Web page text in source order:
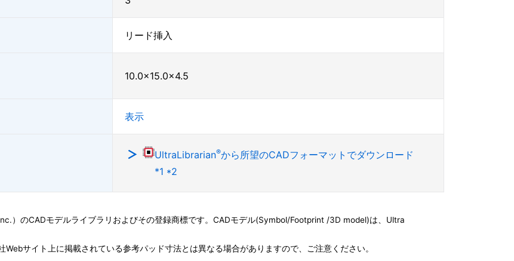
リード挿入
10.0×15.0×4.5
表示
UltraLibrarian®から所望のCADフォーマットでダウンロード
*1 *2
）のCADモデルライブラリおよびその登録商標です。CADモデル(Symbol/Footprint /3D model)は、Ultra
サイト上に掲載されている参考パッド寸法とは異なる場合がありますので、ご注意ください。